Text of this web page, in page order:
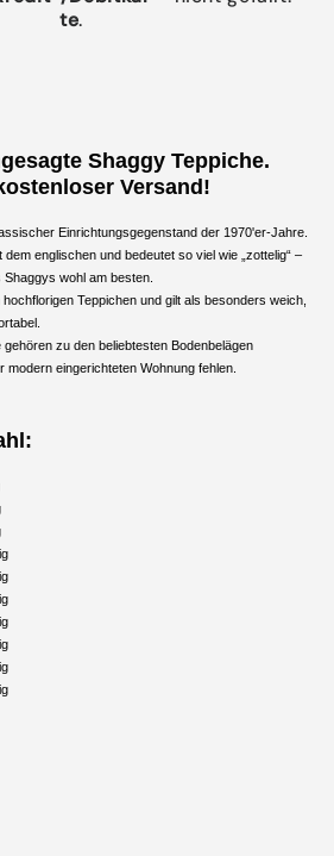
te.
Shaggy Teppiche.
Versand!
Einrichtungsgegenstand der 1970'er-Jahre.
dem englischen und bedeutet so viel wie „zottelig“ –
wohl am besten.
Teppichen und gilt als besonders weich,
zu den beliebtesten Bodenbelägen
modern eingerichteten Wohnung fehlen.